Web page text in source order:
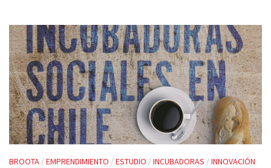
BROOTA /EMPRENDIMIENTO /ESTUDIO /INCUBADORAS /INNOVACIÓN